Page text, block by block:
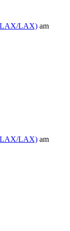
LAX) am
LAX) am